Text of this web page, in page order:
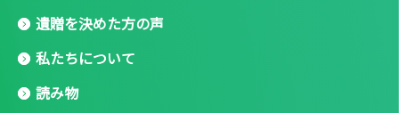
遺贈を決めた方の声
私たちについて
読み物